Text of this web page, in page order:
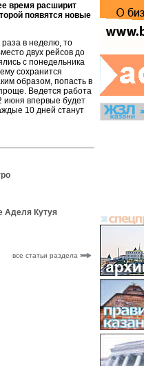
время расширит
появятся новые
в неделю, то
двух рейсов до
с понедельника
сохранится
образом, попасть в
Ведется работа
июня впервые будет
10 дней станут
Аделя Кутуя
все статьи раздела